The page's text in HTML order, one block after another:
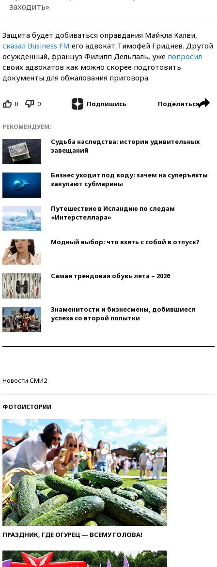
заходить».
Защита будет добиваться оправдания Майкла Калви,
сказал Business FM его адвокат Тимофей Гриднев. Другой
осужденный, француз Филипп Дельпаль, уже попросил
своих адвокатов как можно скорее подготовить
документы для обжалования приговора.
0 0 Подпишись Поделиться
РЕКОМЕНДУЕМ:
Судьба наследства: истории удивительных
завещаний
Бизнес уходит под воду: зачем на суперъяхты
закупают субмарины
Путешествие в Исландию по следам
«Интерстеллара»
Модный выбор: что взять с собой в отпуск?
Самая трендовая обувь лета – 2026
Знаменитости и бизнесмены, добившиеся
успеха со второй попытки
Новости СМИ2
ФОТОИСТОРИИ
ПРАЗДНИК, ГДЕ ОГУРЕЦ — ВСЕМУ ГОЛОВА!